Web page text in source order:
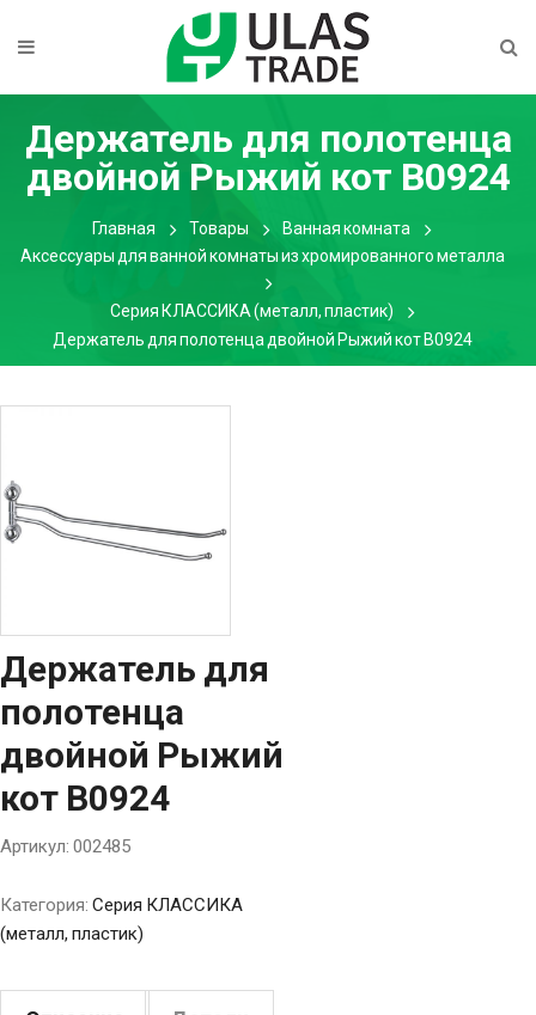
Держатель для полотенца
двойной Рыжий кот B0924
Главная Товары
Ванная комната
Аксессуары для ванной комнаты из хромированного металла
Серия КЛАССИКА (металл, пластик)
Держатель для полотенца двойной Рыжий кот B0924
Держатель для
полотенца
двойной Рыжий
кот B0924
Артикул: 002485
Категория: Серия КЛАССИКА
(металл, пластик)